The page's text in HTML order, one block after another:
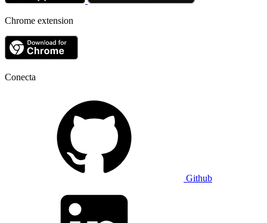
Chrome extension
Conecta
Github